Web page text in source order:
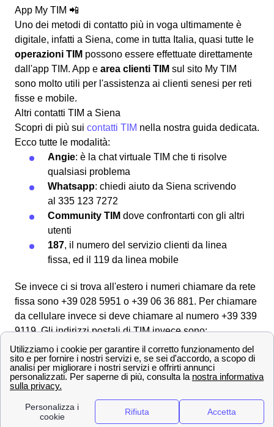
App My TIM 📲
Uno dei metodi di contatto più in voga ultimamente è
digitale, infatti a Siena, come in tutta Italia, quasi tutte le
operazioni TIM possono essere effettuate direttamente
dall'app TIM. App e area clienti TIM sul sito My TIM
sono molto utili per l'assistenza ai clienti senesi per reti
fisse e mobile.
Altri contatti TIM a Siena
Scopri di più sui contatti TIM nella nostra guida dedicata.
Ecco tutte le modalità:
Angie: è la chat virtuale TIM che ti risolve
qualsiasi problema
Whatsapp: chiedi aiuto da Siena scrivendo
al 335 123 7272
Community TIM dove confrontarti con gli altri
utenti
187, il numero del servizio clienti da linea
fissa, ed il 119 da linea mobile
Se invece ci si trova all'estero i numeri chiamare da rete
fissa sono +39 028 5951 o +39 06 36 881. Per chiamare
da cellulare invece si deve chiamare al numero +39 339
9119. Gli indirizzi postali di TIM invece sono:
Mobile - Casella Postale 555, 00054,
Fiumicino, RM
Fisso - Casella Postale 111, 00054,
Come sporgere un reclamo a TIM Siena 📩